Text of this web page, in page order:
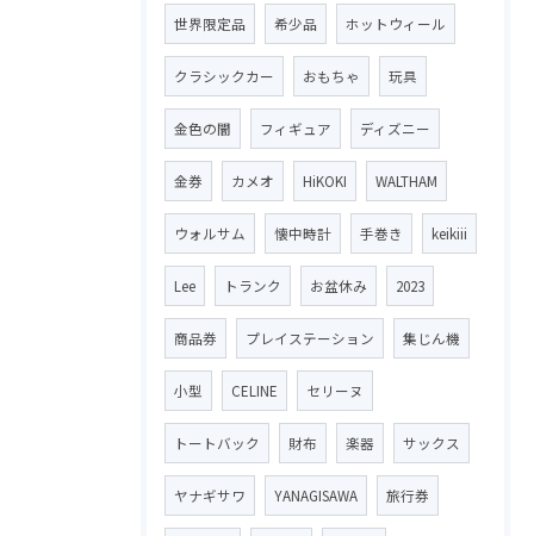
世界限定品 希少品 ホットウィール
クラシックカー おもちゃ 玩具
金色の闇 フィギュア ディズニー
金券 カメオ HiKOKI WALTHAM
ウォルサム 懐中時計 手巻き keikiii
Lee トランク お盆休み 2023
商品券 プレイステーション 集じん機
小型 CELINE セリーヌ
トートバック 財布 楽器 サックス
ヤナギサワ YANAGISAWA 旅行券